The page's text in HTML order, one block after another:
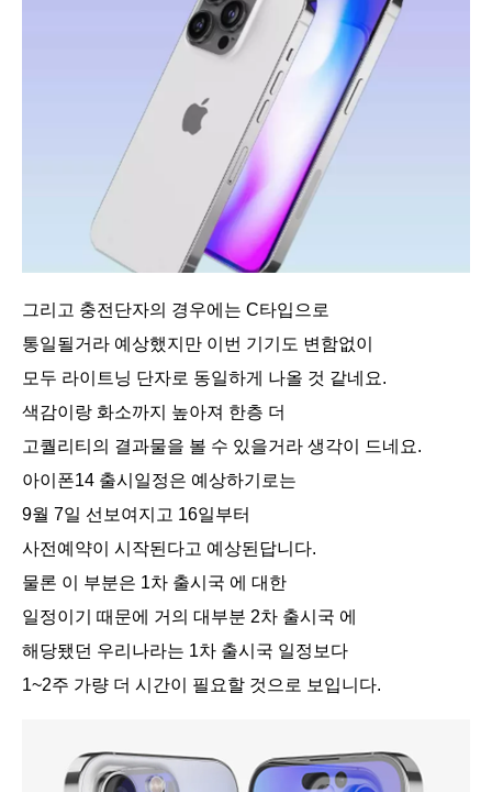
그리고 충전단자의 경우에는 C타입으로
통일될거라 예상했지만 이번 기기도 변함없이
모두 라이트닝 단자로 동일하게 나올 것 같네요.
색감이랑 화소까지 높아져 한층 더
고퀄리티의 결과물을 볼 수 있을거라 생각이 드네요.
아이폰14 출시일정은 예상하기로는
9월 7일 선보여지고 16일부터
사전예약이 시작된다고 예상된답니다.
물론 이 부분은 1차 출시국 에 대한
일정이기 때문에 거의 대부분 2차 출시국 에
해당됐던 우리나라는 1차 출시국 일정보다
1~2주 가량 더 시간이 필요할 것으로 보입니다.